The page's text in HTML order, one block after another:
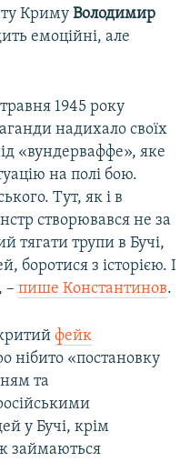
Криму Володимир
емоційні, але
1945 року
надихало своїх
«вундерваффе», яке
на полі бою.
Тут, як і в
створювався не за
тягати трупи в Бучі,
боротися з історією. І
– пише Константинов.
фейк
нібито «постановку
та
у Бучі, крім
займаються